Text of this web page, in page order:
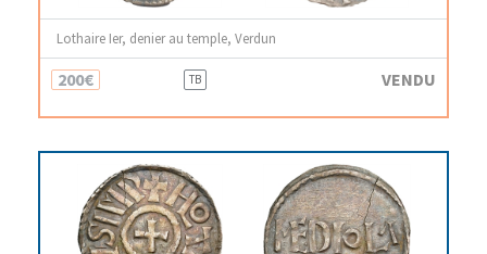
Lothaire Ier, denier au temple, Verdun
200€ TB VENDU